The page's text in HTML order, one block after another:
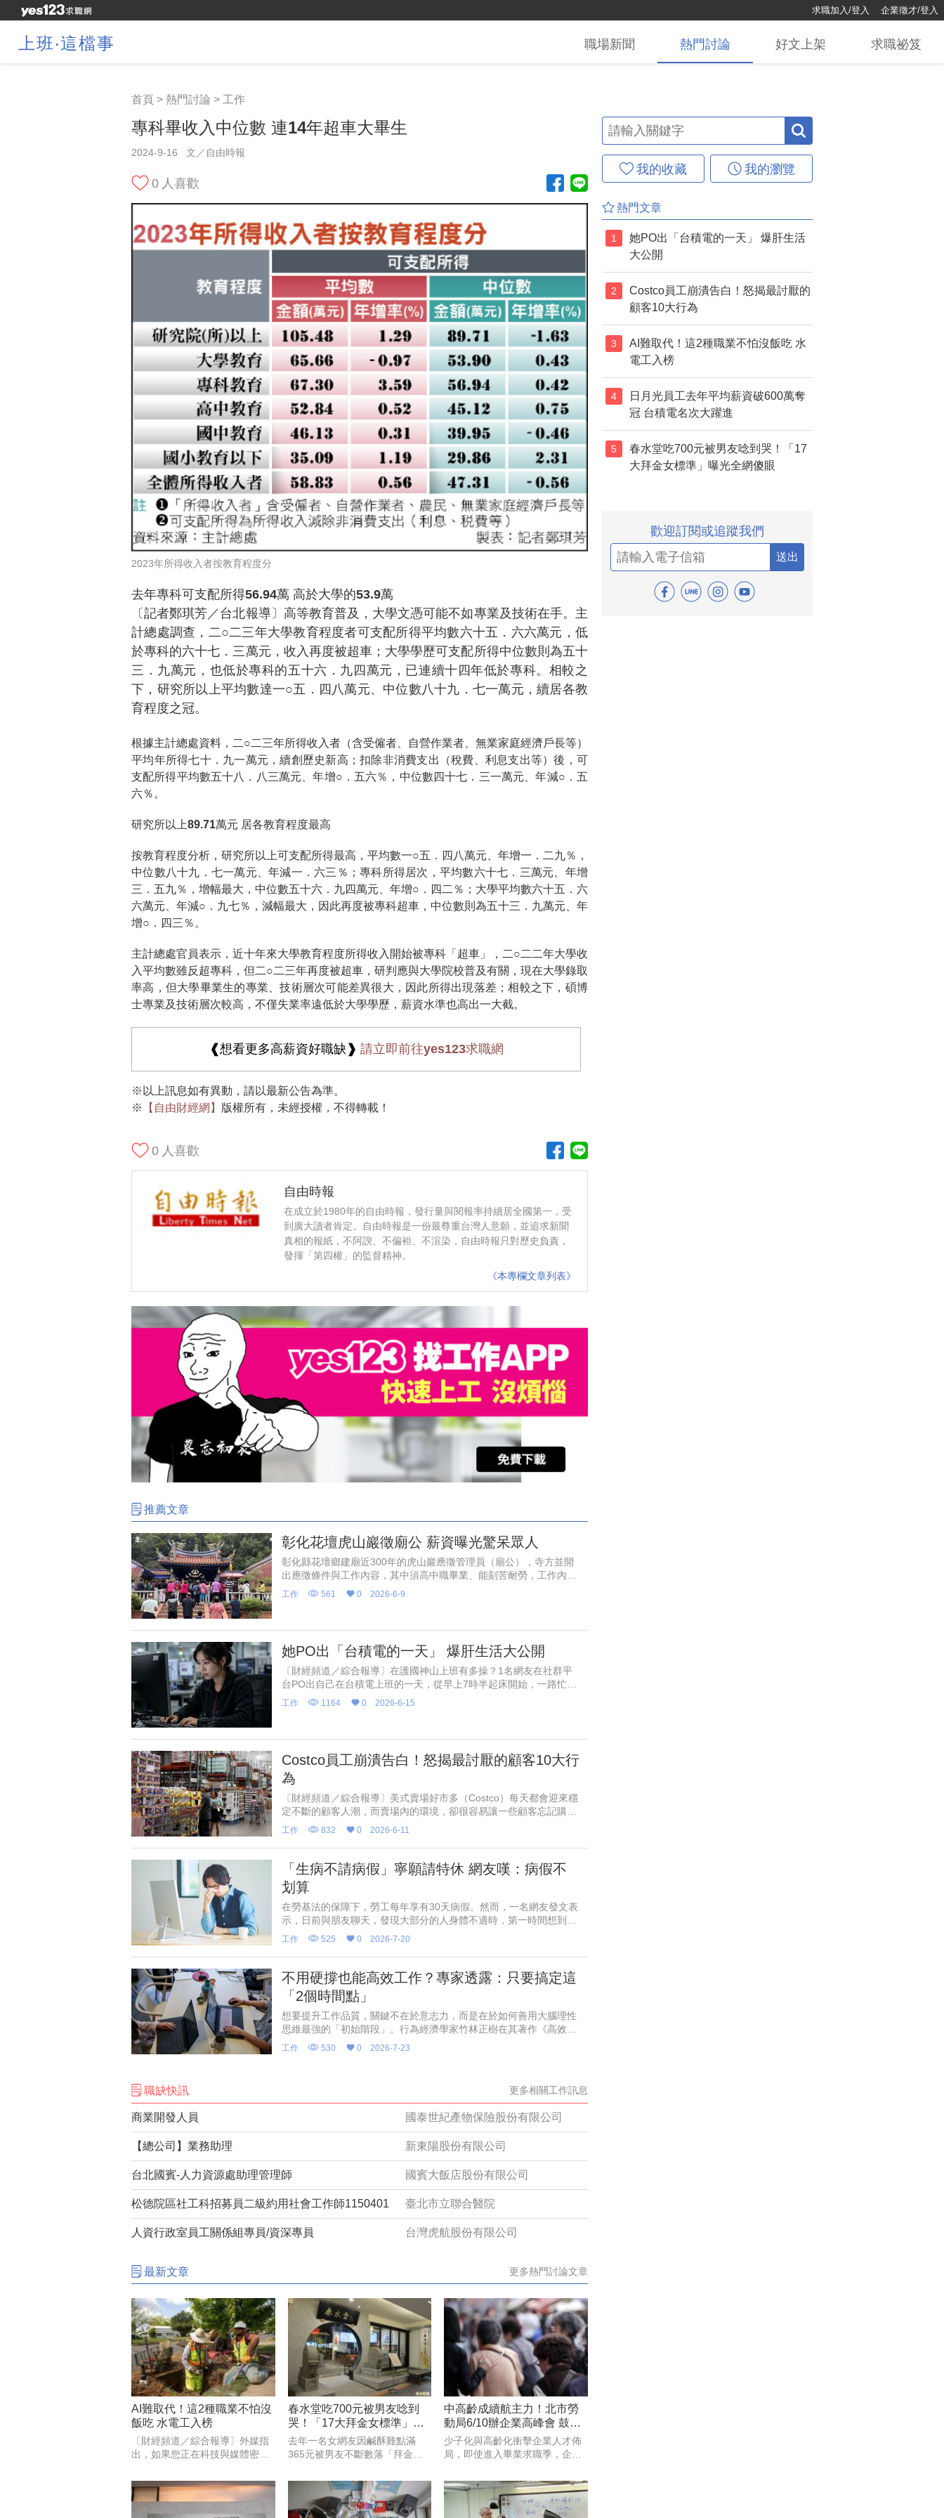
求職加入/登入 企業徵才/登入
上班‧這檔事 職場新聞 熱門討論 好文上架 求職祕笈
首頁 > 熱門討論 > 工作
專科畢收入中位數 連14年超車大畢生
2024-9-16 文／自由時報
0 人喜歡
2023年所得收入者按教育程度分
去年專科可支配所得56.94萬 高於大學的53.9萬
〔記者鄭琪芳／台北報導〕高等教育普及，大學文憑可能不如專業及技術在手。主
計總處調查，二○二三年大學教育程度者可支配所得平均數六十五．六六萬元，低
於專科的六十七．三萬元，收入再度被超車；大學學歷可支配所得中位數則為五十
三．九萬元，也低於專科的五十六．九四萬元，已連續十四年低於專科。相較之
下，研究所以上平均數達一○五．四八萬元、中位數八十九．七一萬元，續居各教
育程度之冠。
根據主計總處資料，二○二三年所得收入者（含受僱者、自營作業者、無業家庭經濟戶長等）
平均年所得七十．九一萬元，續創歷史新高；扣除非消費支出（稅費、利息支出等）後，可
支配所得平均數五十八．八三萬元、年增○．五六％，中位數四十七．三一萬元、年減○．五
六％。
研究所以上89.71萬元 居各教育程度最高
按教育程度分析，研究所以上可支配所得最高，平均數一○五．四八萬元、年增一．二九％，
中位數八十九．七一萬元、年減一．六三％；專科所得居次，平均數六十七．三萬元、年增
三．五九％，增幅最大，中位數五十六．九四萬元、年增○．四二％；大學平均數六十五．六
六萬元、年減○．九七％，減幅最大，因此再度被專科超車，中位數則為五十三．九萬元、年
增○．四三％。
主計總處官員表示，近十年來大學教育程度所得收入開始被專科「超車」，二○二二年大學收
入平均數雖反超專科，但二○二三年再度被超車，研判應與大學院校普及有關，現在大學錄取
率高，但大學畢業生的專業、技術層次可能差異很大，因此所得出現落差；相較之下，碩博
士專業及技術層次較高，不僅失業率遠低於大學學歷，薪資水準也高出一大截。
❰想看更多高薪資好職缺❱ 請立即前往yes123求職網
※以上訊息如有異動，請以最新公告為準。
※
【自由財經網】 版權所有，未經授權，不得轉載！
0 人喜歡
自由時報
在成立於1980年的自由時報，發行量與閱報率持續居全國第一，受
到廣大讀者肯定。自由時報是一份最尊重台灣人意願，並追求新聞
真相的報紙，不阿諛、不偏袒、不渲染，自由時報只對歷史負責，
發揮「第四權」的監督精神。
《本專欄文章列表》
推薦文章
彰化花壇虎山巖徵廟公 薪資曝光驚呆眾人
彰化縣花壇鄉建廟近300年的虎山巖應徵管理員（廟公），寺方並開
出應徵條件與工作內容，其中須高中職畢業、能刻苦耐勞，工作內容
則是維護廟寺安全等，膳食自理。寺方並開出待遇為月薪2萬9500
元，與現行勞工最
工作 561 0 2026-6-9
她PO出「台積電的一天」 爆肝生活大公開
〔財經頻道／綜合報導〕在護國神山上班有多操？1名網友在社群平
台PO出自己在台積電上班的一天，從早上7時半起床開始，一路忙到
晚上9點半才下班，整天被會議、電話與工作排滿，直到半夜才上床
睡覺。長達17個小
工作 1164 0 2026-6-15
Costco員工崩潰告白！怒揭最討厭的顧客10大行
為
〔財經頻道／綜合報導〕美式賣場好市多（Costco）每天都會迎來穩
定不斷的顧客人潮，而賣場內的環境，卻很容易讓一些顧客忘記購物
禮儀，外媒《FinanceBuzz 》近期就盤點出Costco員工最希望顧
工作 832 0 2026-6-11
「生病不請病假」寧願請特休 網友嘆：病假不
划算
在勞基法的保障下，勞工每年享有30天病假。然而，一名網友發文表
示，日前與朋友聊天，發現大部分的人身體不適時，第一時間想到的
是請特休而非病假，讓原po十分不解，認為病假明明是法律保障勞工
的權益，貼文一出
工作 525 0 2026-7-20
不用硬撐也能高效工作？專家透露：只要搞定這
「2個時間點」
想要提升工作品質，關鍵不在於意志力，而是在於如何善用大腦理性
思維最強的「初始階段」。行為經濟學家竹林正樹在其著作《高效人
士的思考習慣》中指出，早上剛開始工作以及下午午休剛結束時，大
腦的專注力最高。由於
工作 530 0 2026-7-23
職缺快訊 更多相關工作訊息
商業開發人員 國泰世紀產物保險股份有限公司
【總公司】業務助理 新東陽股份有限公司
台北國賓-人力資源處助理管理師 國賓大飯店股份有限公司
松德院區社工科招募員二級約用社會工作師1150401 臺北市立聯合醫院
人資行政室員工關係組專員/資深專員 台灣虎航股份有限公司
最新文章 更多熱門討論文章
AI難取代！這2種職業不怕沒
飯吃 水電工入榜
〔財經頻道／綜合報導〕外媒指
出，如果您正在科技與媒體密集
別艱難，大型科技公司已因AI和
自動化而裁員。對經濟週期更具
春水堂吃700元被男友唸到
哭！「17大拜金女標準」曝
光全網傻眼
去年一名女網友因鹹酥雞點滿
365元被男友不斷數落「拜金」
吃了700元，女方卻被男友不斷
嫌棄太貴，該事件再度引發社群
熱烈討論。對此更有網友反諷整
中高齡成續航主力！北市勞
動局6/10辦企業高峰會 鼓勵
翻轉用人思維
少子化與高齡化衝擊企業人才佈
局，即使進入畢業求職季，企業
找不到新鮮人」的人力危機，超
高齡社會翻轉人口結構，中高齡
人力已然成為企業續航關鍵。台
我的收藏 我的瀏覽
熱門文章
1
她PO出「台積電的一天」 爆肝生活
大公開
2
Costco員工崩潰告白！怒揭最討厭的
顧客10大行為
3
AI難取代！這2種職業不怕沒飯吃 水
電工入榜
4
日月光員工去年平均薪資破600萬奪
冠 台積電名次大躍進
5
春水堂吃700元被男友唸到哭！「17
大拜金女標準」曝光全網傻眼
歡迎訂閱或追蹤我們
送出